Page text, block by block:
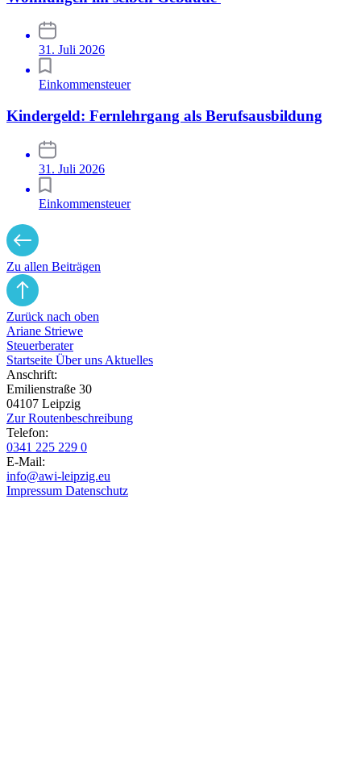
31. Juli 2026
Einkommensteuer
Kindergeld: Fernlehrgang als Berufsausbildung
31. Juli 2026
Einkommensteuer
Zu allen Beiträgen
Zurück nach oben
Ariane Striewe
Steuerberater
Startseite Über uns Aktuelles
Anschrift:
Emilienstraße 30
04107 Leipzig
Zur Routen­beschreibung
Telefon:
0341 225 229 0
E-Mail:
info@awi-leipzig.eu
Impressum Datenschutz